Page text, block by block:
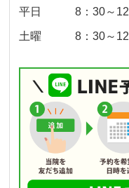
平日 8：30～12：
土曜 8：30～12：